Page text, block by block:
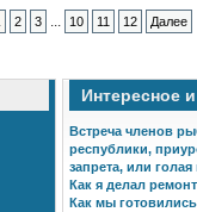
2 3 ... 10 11 12 Далее
Интересное
Встреча членов
республики,
запрета, или
Как я делал
Как мы